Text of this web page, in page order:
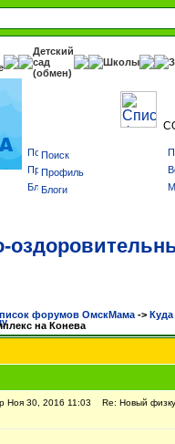
Детский
сад
(обмен)
Школы
Поиск
Профиль
Блоги
форумов ОмскМама -> Куда
на Конева
Ноя 30, 2016 11:03 Re: Новый